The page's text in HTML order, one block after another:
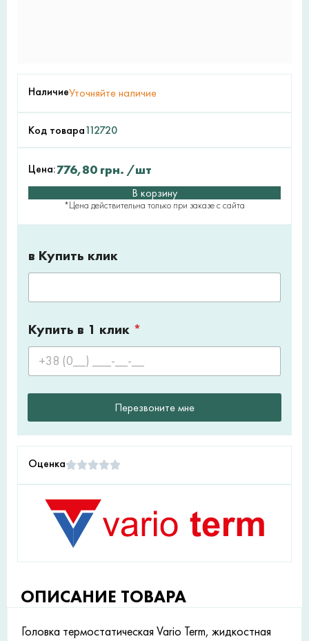
НаличиеУточняйте наличие
Код товара112720
Цена:776,80 грн. /шт
В корзину
*Цена действительна только при заказе с сайта
в Купить клик
Купить в 1 клик *
Перезвоните мне
Оценка
ОПИСАНИЕ ТОВАРА
Головка термостатическая Vario Term, жидкостная